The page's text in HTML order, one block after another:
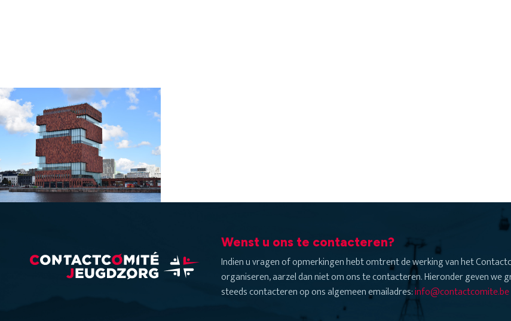
Wenst u ons te contacteren?
Indien u vragen of opmerkingen hebt omtrent de werking van het
organiseren, aarzel dan niet om ons te contacteren. Hieronder geven we
steeds contacteren op ons algemeen emailadres:info@contactcomite.be